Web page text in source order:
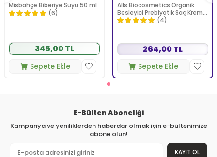
Misbahçe Biberiye Suyu 50 ml
(6)
345,00 TL
Sepete Ekle
Alls Biocosmetics Organik
Besleyici Prebiyotik Saç Kremi
350 ml
(4)
264,00 TL
Sepete Ekle
E-Bülten Aboneliği
Kampanya ve yeniliklerden haberdar olmak için e-bültenimize
abone olun!
KAYIT OL